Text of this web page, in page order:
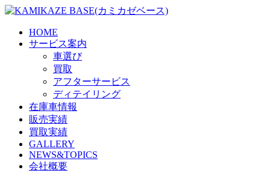
Skip
content
HOME
サービス案内
車選び
買取
アフターサービス
ディテイリング
在庫車情報
販売実績
買取実績
GALLERY
NEWS&TOPICS
会社概要